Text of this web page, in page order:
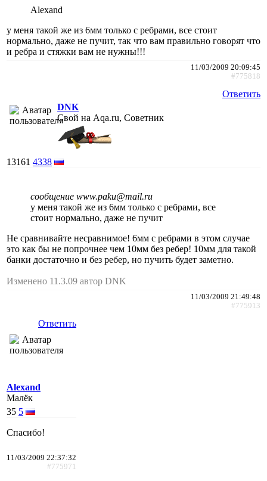
Alexand
у меня такой же из 6мм только с ребрами, все стоит
нормально, даже не пучит, так что вам правильно говорят что
и ребра и стяжки вам не нужны!!!
11/03/2009 20:09:45
#775818
Ответить
DNK
Свой на Aqa.ru, Советник
13161 4338
сообщение www.paku@mail.ru
у меня такой же из 6мм только с ребрами, все
стоит нормально, даже не пучит
Не сравнивайте несравнимое! 6мм с ребрами в этом случае
это как бы не попрочнее чем 10мм без ребер! 10мм для такой
банки достаточно и без ребер, но пучить будет заметно.
Изменено 11.3.09 автор DNK
11/03/2009 21:49:48
#775913
Ответить
Alexand
Малёк
35 5
Спасибо!
11/03/2009 22:37:32
#775971